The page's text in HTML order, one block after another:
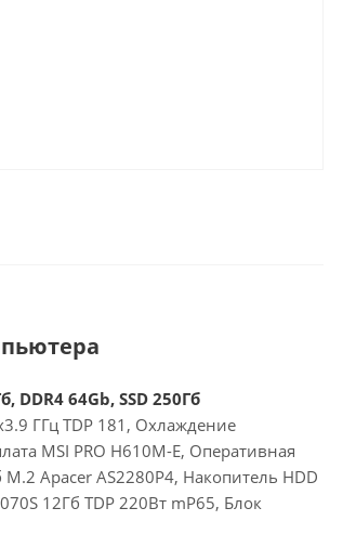
DDR4 64Gb, SSD 250Гб
ГГц TDP 181, Охлаждение
MSI PRO H610M-E, Оперативная
Apacer AS2280P4, Накопитель HDD
12Гб TDP 220Вт mP65, Блок